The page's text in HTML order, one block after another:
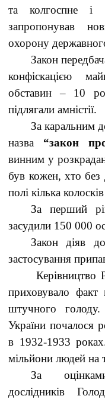
та колгоспне і
запропонував
охорону
Закон
конфіскацією
обставин – 10
підлягали амністії.
За каральним
назва “закон
винним у
був кожен, хто без
полі кілька
За перший
засудили 150 000
Закон діяв
застосування
Керівництво
приховувало факт
штучного
України почалося
в 1932-1933
мільйони людей на
За
дослідників